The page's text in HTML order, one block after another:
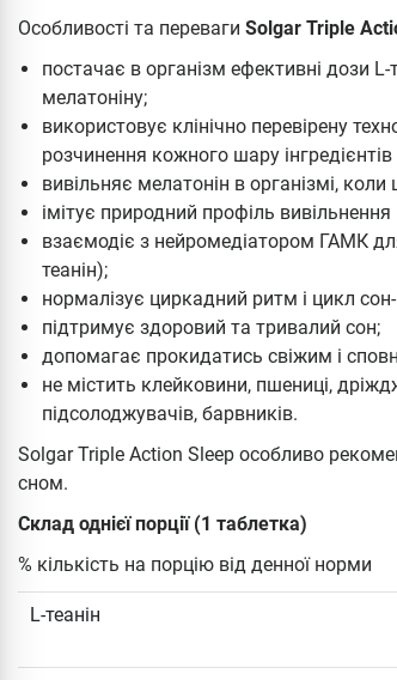
Особливості та переваги Solgar Triple
постачає в організм ефективні дози L-
мелатоніну;
використовує клінічно перевірену
розчинення кожного шару
вивільняє мелатонін в організмі,
імітує природний профіль вивільнення
взаємодіє з нейромедіатором ГАМК
теанін);
нормалізує циркадний ритм і цикл
підтримує здоровий та тривалий сон;
допомагає прокидатись свіжим і
не містить клейковини, пшениці,
підсолоджувачів, барвників.
Solgar Triple Action Sleep особливо
сном.
Склад однієї порції (1 таблетка)
% кількість на порцію від денної норми
L-теанін